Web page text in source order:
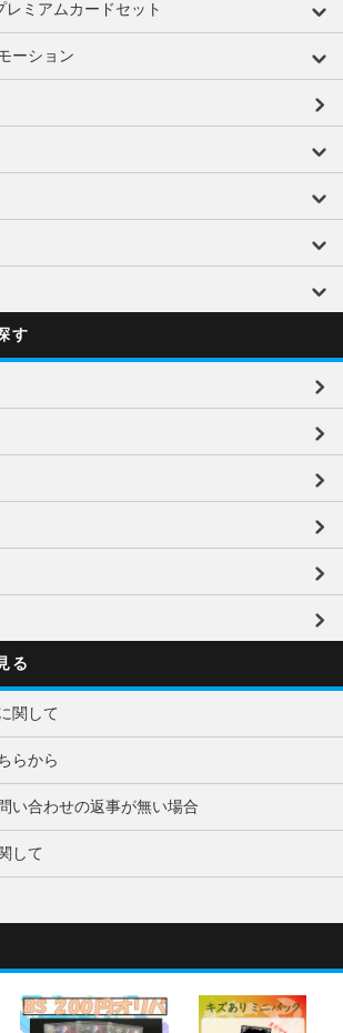
レミアムカードセット
ーション
す
る
関して
らから
い合わせの返事が無い場合
して